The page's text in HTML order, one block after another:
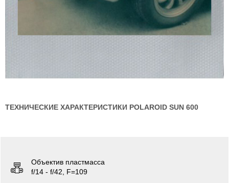
ТЕХНИЧЕСКИЕ ХАРАКТЕРИСТИКИ POLAROID SUN 600
Объектив пластмасса
f/14 - f/42, F=109